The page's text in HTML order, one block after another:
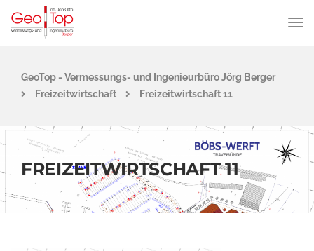
GeoTop - Vermessungs- und Ingenieurbüro Jörg Berger
Freizeitwirtschaft
Freizeitwirtschaft 11
FREIZEITWIRTSCHAFT 11